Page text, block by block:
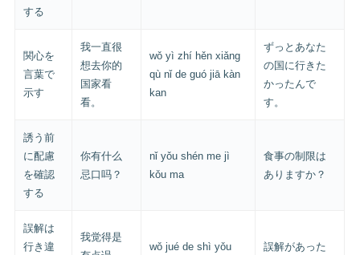
する
関心を
言葉で
示す
我一直很
想去你的
国家看
看。
wǒ yì zhí hěn xiǎng
qù nǐ de guó jiā kàn
kan
ずっとあなた
の国に行きた
かったんで
す。
誘う前
に配慮
を確認
する
你有什么
忌口吗？
nǐ yǒu shén me jì
kǒu ma
食事の制限は
ありますか？
誤解は
行き違
我觉得是
wǒ jué de shì yǒu
誤解があった